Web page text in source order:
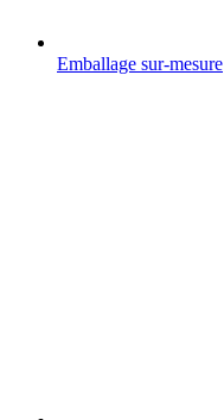
Emballage sur-mesure